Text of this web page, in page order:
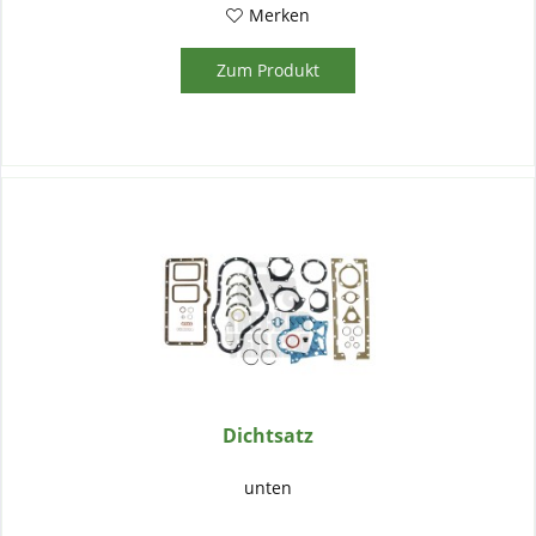
Merken
Zum Produkt
Dichtsatz
unten